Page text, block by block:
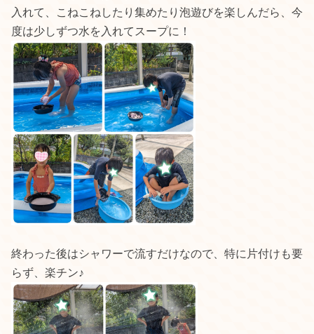
入れて、こねこねしたり集めたり泡遊びを楽しんだら、今
度は少しずつ水を入れてスープに！
終わった後はシャワーで流すだけなので、特に片付けも要
らず、楽チン♪